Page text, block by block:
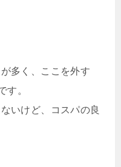
多く、ここを外す
す。
いけど、
コスパの良